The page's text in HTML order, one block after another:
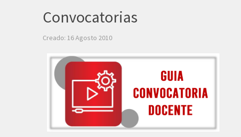
Convocatorias
Creado: 16 Agosto 2010